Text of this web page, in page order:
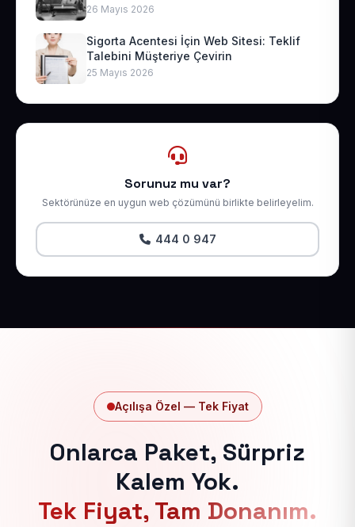
26 Mayıs 2026
Sigorta Acentesi İçin Web Sitesi: Teklif
Talebini Müşteriye Çevirin
25 Mayıs 2026
Sorunuz mu var?
Sektörünüze en uygun web çözümünü birlikte belirleyelim.
444 0 947
Açılışa Özel — Tek Fiyat
Onlarca Paket, Sürpriz
Kalem Yok.
Tek Fiyat, Tam Donanım.